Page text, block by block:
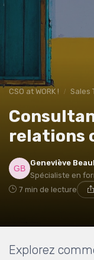
CSO at WORK ! Sales
relations
Geneviève
Spécialiste en
7 min de lecture
Explorez